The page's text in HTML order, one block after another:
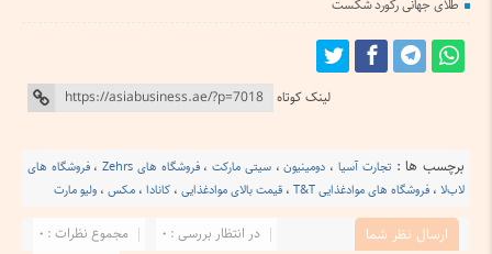
طلای جهانی رکورد شکست
لینک کوتاه
برچسب ها : تجارت آسیا ، دومینیون،سیتی مارکت،فروشگاه های Zehrs ،فروشگاه های
لاب‌لا ، فروشگاه های موادغذایی T&T ، قیمت بالای موادغذایی ، کانادا ، مکس ، ولیو مارت
ارسال نظر شما مجموع نظرات : 0
در انتظار بررسی : 0